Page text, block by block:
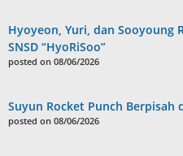
Hyoyeon, Yuri, dan Sooyoung
SNSD “HyoRiSoo”
posted on 08/06/2026
Suyun Rocket Punch
posted on 08/06/2026